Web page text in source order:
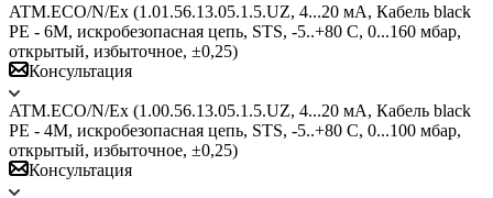
ATM.ECO/N/Ex (1.01.56.13.05.1.5.UZ, 4...20 мА, Кабель black
PE - 6M, искробезопасная цепь, STS, -5..+80 С, 0...160 мбар,
открытый, избыточное, ±0,25)
Консультация
ATM.ECO/N/Ex (1.00.56.13.05.1.5.UZ, 4...20 мА, Кабель black
PE - 4M, искробезопасная цепь, STS, -5..+80 С, 0...100 мбар,
открытый, избыточное, ±0,25)
Консультация